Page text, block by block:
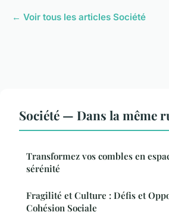
← Voir tous les articles Société
Société — Dans la même
Transformez vos combles en
sérénité
Fragilité et Culture : Défis et
Cohésion Sociale